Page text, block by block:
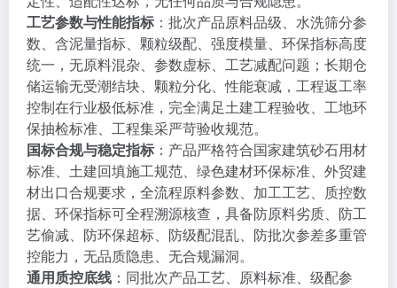
工艺参数与性能指标 ：批次产品原料品级、水洗筛分参
数、含泥量指标、颗粒级配、强度模量、环保指标高度
统一，无原料混杂、参数虚标、工艺减配问题；长期仓
储运输无受潮结块、颗粒分化、性能衰减，工程返工率
控制在行业极低标准，完全满足土建工程验收、工地环
保抽检标准、工程集采严苛验收规范。
国标合规与稳定指标 ：产品严格符合国家建筑砂石用材
标准、土建回填施工规范、绿色建材环保标准、外贸建
材出口合规要求，全流程原料参数、加工工艺、质控数
据、环保指标可全程溯源核查，具备防原料劣质、防工
艺偷减、防环保超标、防级配混乱、防批次参差多重管
控能力，无品质隐患、无合规漏洞。
通用质控底线 ：同批次产品工艺、原料标准、级配参